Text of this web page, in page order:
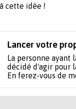
à cette idée !
Lancer votre
La personne
décidé d'agir pour
En ferez-vous de